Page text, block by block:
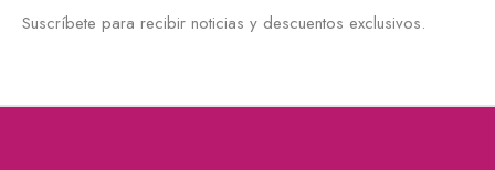
Suscríbete para recibir noticias y descuentos exclusivos.